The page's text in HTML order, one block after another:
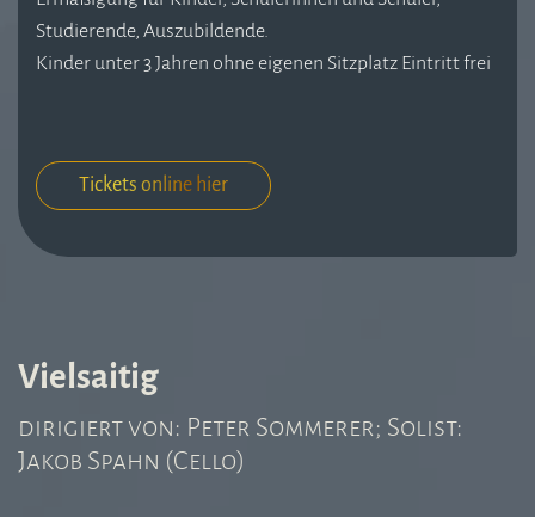
Studierende, Auszubildende.
Kinder unter 3 Jahren ohne eigenen Sitzplatz Eintritt frei
Tickets online hier
Vielsaitig
dirigiert von: Peter Sommerer; Solist:
Jakob Spahn (Cello)